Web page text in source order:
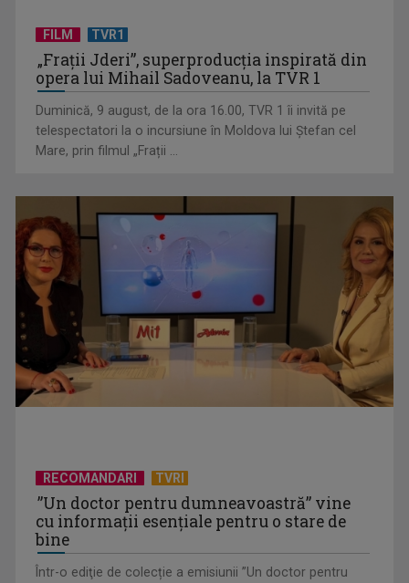
„Spune-mi”, piesa Monicăi Anghel – a patra cea mai votată
în concursul ...
CONCACAF respinge planul FIFA de privatizare parțială a
activităților comerciale
EVENIMENT ESTIVAL - Taberele ARC – Acolo unde începe
FILM TVR1
„Frații Jderi”, superproducția inspirată din
opera lui Mihail Sadoveanu, la TVR 1
Duminică, 9 august, de la ora 16.00, TVR 1 îi invită pe
telespectatori la o incursiune în Moldova lui Ștefan cel
Mare, prin filmul „Frații ...
RECOMANDARI TVRI
”Un doctor pentru dumneavoastră” vine
cu informații esențiale pentru o stare de
bine
Într-o ediţie de colecție a emisiunii ”Un doctor pentru